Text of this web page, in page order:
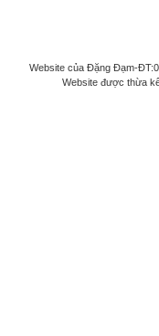
Website của Đặng Đạm-
Website được thừa